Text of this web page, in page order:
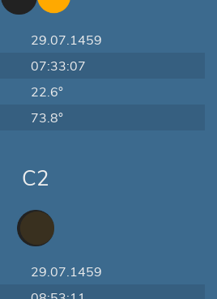
29.07.1459
07:33:07
22.6°
73.8°
C2
29.07.1459